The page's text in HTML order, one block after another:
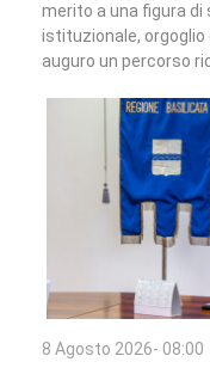
merito a una figura
istituzionale, orgoglio
auguro un percorso
8 Agosto 2026- 08:00